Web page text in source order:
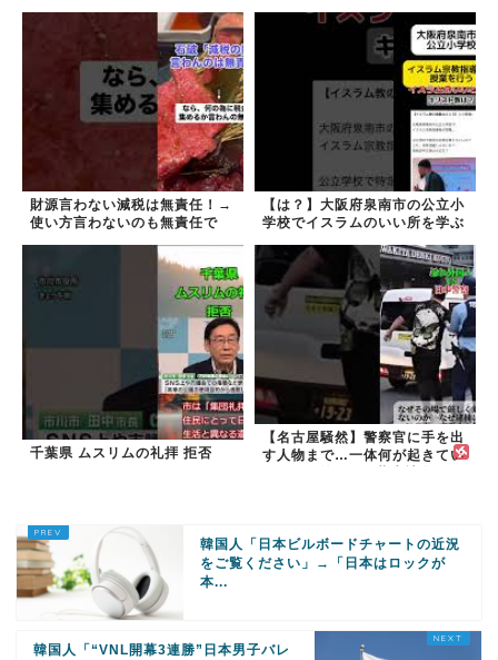
財源言わない減税は無責任！→
使い方言わないのも無責任で
【は？】大阪府泉南市の公立小
学校でイスラムのいい所を学ぶ
千葉県 ムスリムの礼拝 拒否
【名古屋騒然】警察官に手を出
す人物まで…一体何が起きてい
韓国人「日本ビルボードチャートの近況
をご覧ください」→「日本はロックが
本...
韓国人「“VNL開幕3連勝”日本男子バレ